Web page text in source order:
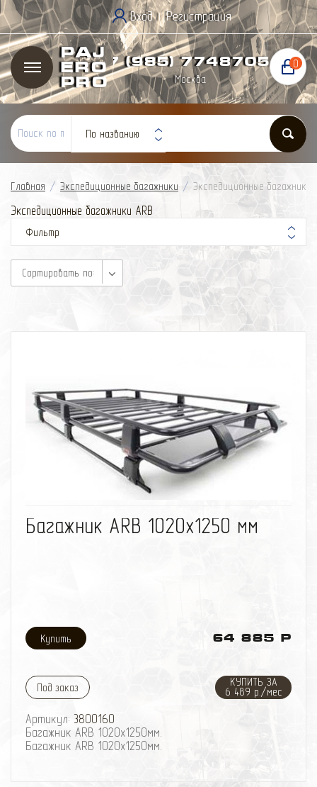
Вход | Регистрация
Paj
ero
Pro
+7 (985) 7748705
Москва
0
По названию
Фильтр
Главная / Экспедиционные багажники / Экспедиционные багажники
Экспедиционные багажники ARB
Сортировать по:
Багажник ARB 1020х1250 мм
64 885 Р
Под заказ
КУПИТЬ ЗА
6 489 р./мес
Артикул: 3800160
Багажник ARB 1020х1250мм.
Багажник ARB 1020х1250мм.